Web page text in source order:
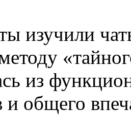
изучили
из
и общего